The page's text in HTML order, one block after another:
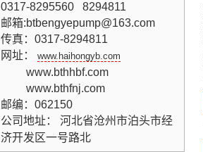
0317-8295560 8294811
邮箱:btbengyepump@163.com
传真：0317-8294811
网址：
www.haihongyb.com
www.bthhbf.com
www.bthfnj.com
邮编：062150
公司地址：
河北省沧州市泊头市经
济开发区一号路北